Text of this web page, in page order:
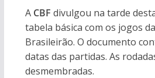
A CBF divulgou na tarde
tabela básica com os jogos da
Brasileirão. O documento
datas das partidas. As
desmembradas.